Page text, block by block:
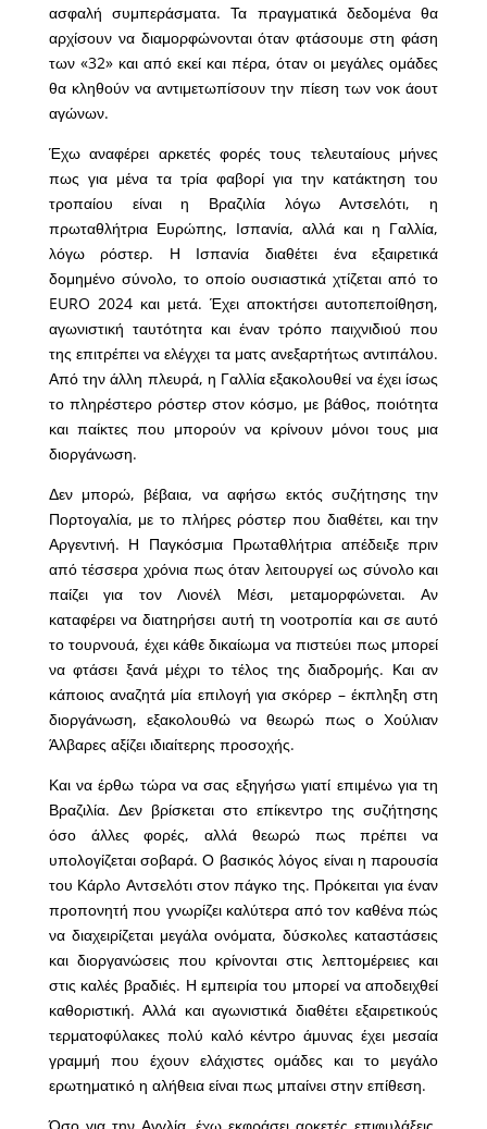
ασφαλή συμπεράσματα. Τα πραγματικά δεδομένα θα
αρχίσουν να διαμορφώνονται όταν φτάσουμε στη φάση
των «32» και από εκεί και πέρα, όταν οι μεγάλες ομάδες
θα κληθούν να αντιμετωπίσουν την πίεση των νοκ άουτ
αγώνων.
Έχω αναφέρει αρκετές φορές τους τελευταίους μήνες
πως για μένα τα τρία φαβορί για την κατάκτηση του
τροπαίου είναι η Βραζιλία λόγω Αντσελότι, η
πρωταθλήτρια Ευρώπης, Ισπανία, αλλά και η Γαλλία,
λόγω ρόστερ. Η Ισπανία διαθέτει ένα εξαιρετικά
δομημένο σύνολο, το οποίο ουσιαστικά χτίζεται από το
EURO 2024 και μετά. Έχει αποκτήσει αυτοπεποίθηση,
αγωνιστική ταυτότητα και έναν τρόπο παιχνιδιού που
της επιτρέπει να ελέγχει τα ματς ανεξαρτήτως αντιπάλου.
Από την άλλη πλευρά, η Γαλλία εξακολουθεί να έχει ίσως
το πληρέστερο ρόστερ στον κόσμο, με βάθος, ποιότητα
και παίκτες που μπορούν να κρίνουν μόνοι τους μια
διοργάνωση.
Δεν μπορώ, βέβαια, να αφήσω εκτός συζήτησης την
Πορτογαλία, με το πλήρες ρόστερ που διαθέτει, και την
Αργεντινή. Η Παγκόσμια Πρωταθλήτρια απέδειξε πριν
από τέσσερα χρόνια πως όταν λειτουργεί ως σύνολο και
παίζει για τον Λιονέλ Μέσι, μεταμορφώνεται. Αν
καταφέρει να διατηρήσει αυτή τη νοοτροπία και σε αυτό
το τουρνουά, έχει κάθε δικαίωμα να πιστεύει πως μπορεί
να φτάσει ξανά μέχρι το τέλος της διαδρομής. Και αν
κάποιος αναζητά μία επιλογή για σκόρερ – έκπληξη στη
διοργάνωση, εξακολουθώ να θεωρώ πως ο Χούλιαν
Άλβαρες αξίζει ιδιαίτερης προσοχής.
Και να έρθω τώρα να σας εξηγήσω γιατί επιμένω για τη
Βραζιλία. Δεν βρίσκεται στο επίκεντρο της συζήτησης
όσο άλλες φορές, αλλά θεωρώ πως πρέπει να
υπολογίζεται σοβαρά. Ο βασικός λόγος είναι η παρουσία
του Κάρλο Αντσελότι στον πάγκο της. Πρόκειται για έναν
προπονητή που γνωρίζει καλύτερα από τον καθένα πώς
να διαχειρίζεται μεγάλα ονόματα, δύσκολες καταστάσεις
και διοργανώσεις που κρίνονται στις λεπτομέρειες και
στις καλές βραδιές. Η εμπειρία του μπορεί να αποδειχθεί
καθοριστική. Αλλά και αγωνιστικά διαθέτει εξαιρετικούς
τερματοφύλακες πολύ καλό κέντρο άμυνας έχει μεσαία
γραμμή που έχουν ελάχιστες ομάδες και το μεγάλο
ερωτηματικό η αλήθεια είναι πως μπαίνει στην επίθεση.